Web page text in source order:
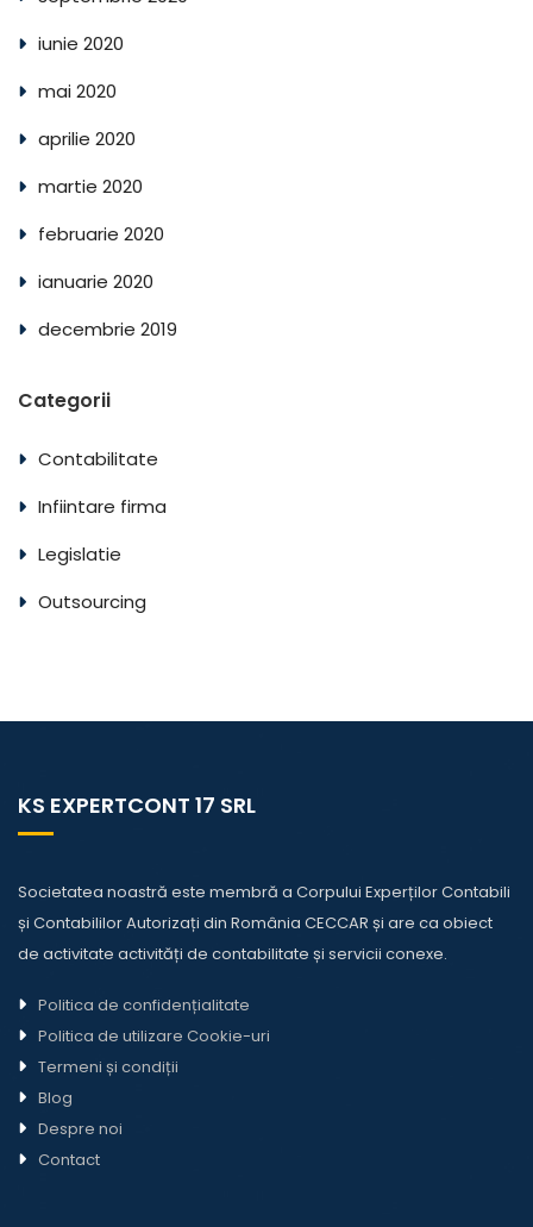
iunie 2020
mai 2020
aprilie 2020
martie 2020
februarie 2020
ianuarie 2020
decembrie 2019
Categorii
Contabilitate
Infiintare firma
Legislatie
Outsourcing
KS EXPERTCONT 17 SRL
Societatea noastră este membră a Corpului Experților Contabili
și Contabililor Autorizați din România CECCAR și are ca obiect
de activitate activități de contabilitate și servicii conexe.
Politica de confidențialitate
Politica de utilizare Cookie-uri
Termeni și condiții
Blog
Despre noi
Contact